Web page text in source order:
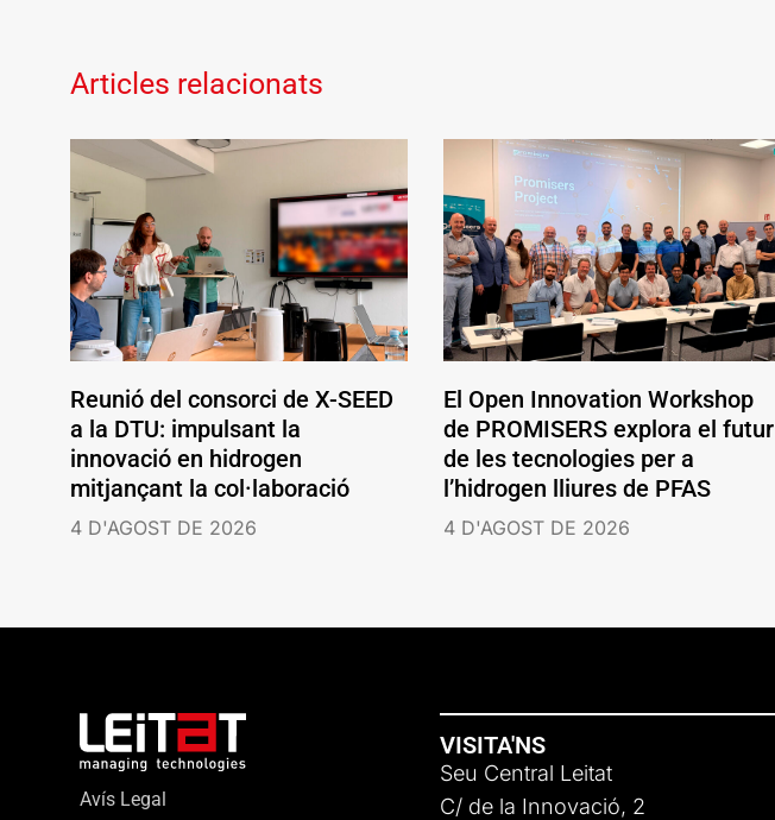
Articles relacionats
Reunió del consorci de X-SEED
a la DTU: impulsant la
innovació en hidrogen
mitjançant la col·laboració
4 D'AGOST DE 2026
El Open Innovation Workshop
de PROMISERS explora el futur
de les tecnologies per a
l’hidrogen lliures de PFAS
4 D'AGOST DE 2026
Avís Legal
VISITA'NS
Seu Central Leitat
C/ de la Innovació, 2